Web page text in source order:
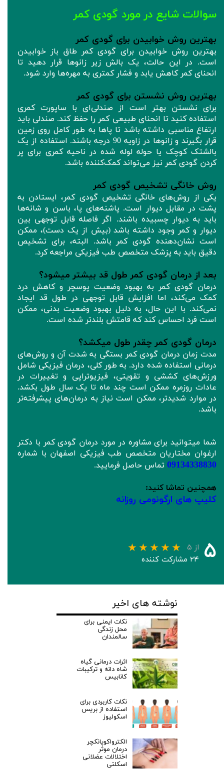
سوالات شایع در مورد گودی کمر
بهترین روش خوابیدن برای گودی کمر
بهترین روش خوابیدن برای گودی کمر طاق باز خوابیدن
است. در این حالت، یک بالش زیر زانوها قرار دهید تا
انحنای کمر کاهش یابد و فشار کمتری به مهره‌ها وارد شود.
بهترین روش نشستن برای گودی کمر
برای نشستن بهتر است از صندلی‌ای با ساپورت کمری
استفاده کنید تا انحنای طبیعی کمر را حفظ کند. صندلی باید
ارتفاع مناسبی داشته باشد تا پاها به طور کامل روی زمین
قرار بگیرند و زانوها در زاویه 90 درجه باشند. استفاده از یک
بالشتک کوچک یا حوله لوله شده در ناحیه کمری برای پر
کردن گودی کمر نیز می‌تواند کمک‌کننده باشد.
روش خانگی تشخیص گودی کمر
یکی از روش‌های خانگی تشخیص گودی کمر، ایستادن به
پشت در مقابل دیوار است. پاشنه‌های پا، باسن و شانه‌ها
باید به دیوار چسبیده باشند. اگر فاصله قابل توجهی بین
دیوار و کمر وجود داشته باشد (بیش از یک دست)، ممکن
است نشان‌دهنده گودی کمر باشد. البته، برای تشخیص
دقیق باید به پزشک متخصص طب فیزیکی مراجعه کرد.
بعد از درمان گودی کمر طول قد بیشتر میشود؟
درمان گودی کمر به بهبود وضعیت پوسچر و کاهش درد
کمک می‌کند، اما افزایش قابل توجهی در طول قد ایجاد
نمی‌کند. با این حال، به دلیل بهبود وضعیت بدنی، ممکن
است فرد احساس کند که قامتش بلندتر شده است.
درمان گودی کمر چقدر طول میکشد؟
مدت زمان درمان گودی کمر بستگی به شدت آن و روش‌های
درمانی استفاده شده دارد. به طور کلی، درمان فیزیکی شامل
ورزش‌های کششی و تقویتی، فیزیوتراپی و تغییرات در
عادات روزمره ممکن است چند ماه تا یک سال طول بکشد.
در موارد شدیدتر، ممکن است نیاز به درمان‌های پیشرفته‌تر
باشد.
شما میتوانید‌ برای مشاوره در مورد درمان گودی کمر با دکتر
ارغوان مختاریان متخصص طب فیزیکی اصفهان با شماره
09134338830 تماس حاصل فرمایید.
همچنین تماشا کنید:
کلیپ های ارگونومی روزانه
۵ از ۵
۲۴ مشارکت کننده
نوشته های اخیر
نکات ایمنی برای
محل زندگی
سالمندان
اثرات درمانی گیاه
شاه دانه و ترکیبات
کانابیس
نکات کاربردی برای
استفاده از بریس
اسکولیوز
الکترواکوپانکچر
درمان موثر
اختلالات عضلانی
اسکلتی